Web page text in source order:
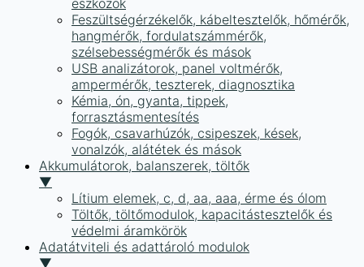
eszközök
Feszültségérzékelők, kábeltesztelők, hőmérők,
hangmérők, fordulatszámmérők,
szélsebességmérők és mások
USB analizátorok, panel voltmérők,
ampermérők, teszterek, diagnosztika
Kémia, ón, gyanta, tippek,
forrasztásmentesítés
Fogók, csavarhúzók, csipeszek, kések,
vonalzók, alátétek és mások
Akkumulátorok, balanszerek, töltők
▼
Lítium elemek, c, d, aa, aaa, érme és ólom
Töltők, töltőmodulok, kapacitástesztelők és
védelmi áramkörök
Adatátviteli és adattároló modulok
▼